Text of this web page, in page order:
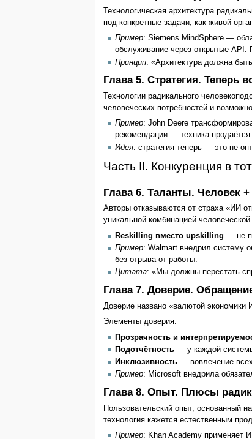
Технологическая архитектура
под конкретные задачи, как живой
Пример: Siemens MindSphere —
обслуживание через открытые API.
Принцип: «Архитектура должна быть
Глава 5. Стратегия. Теперь
Технологии радикального
человеческих потребностей и
Пример: John Deere
рекомендации — техника
Идея: стратегия теперь — это не
Часть II. Конкуренция в
Глава 6. Таланты. Человек
Авторы отказываются от страха «ИИ
уникальной комбинацией
Reskilling вместо upskilling — не
Пример: Walmart внедрил систему
без отрыва от работы.
Цитата: «Мы должны перестать
Глава 7. Доверие.
Доверие названо «валютой экономики
Элементы доверия:
Прозрачность и
Подотчётность— у каждой
Инклюзивность— вовлечение всех
Пример: Microsoft внедрила
Глава 8. Опыт. Плюсы
Пользовательский опыт, основанный
технология кажется естественным
Пример: Khan Academy применяет